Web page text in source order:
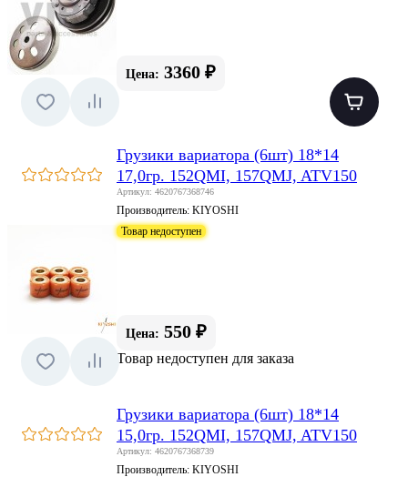
Цена: 3360 ₽
Грузики вариатора (6шт) 18*14
17,0гр. 152QMI, 157QMJ, ATV150
Артикул: 4620767368746
Производитель: KIYOSHI
Товар недоступен
Цена: 550 ₽
Товар недоступен для заказа
Грузики вариатора (6шт) 18*14
15,0гр. 152QMI, 157QMJ, ATV150
Артикул: 4620767368739
Производитель: KIYOSHI